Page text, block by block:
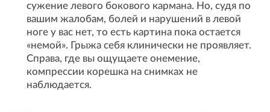
сужение левого бокового кармана. Но, судя по
вашим жалобам, болей и нарушений в левой
ноге у вас нет, то есть картина пока остается
«немой». Грыжа себя клинически не проявляет.
Справа, где вы ощущаете онемение,
компрессии корешка на снимках не
наблюдается.